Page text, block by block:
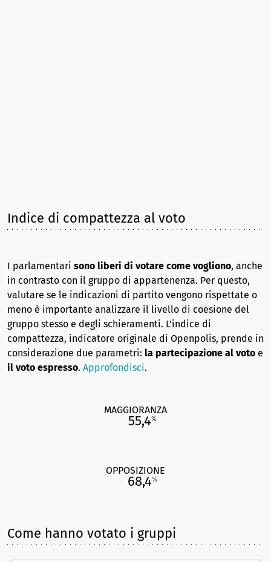
Indice di compattezza al voto
I parlamentari sono liberi di votare come vogliono, anche
in contrasto con il gruppo di appartenenza. Per questo,
valutare se le indicazioni di partito vengono rispettate o
meno è importante analizzare il livello di coesione del
gruppo stesso e degli schieramenti. L’indice di
compattezza, indicatore originale di Openpolis, prende in
considerazione due parametri: la partecipazione al voto e
il voto espresso. Approfondisci.
MAGGIORANZA
55,4%
OPPOSIZIONE
68,4%
Come hanno votato i gruppi